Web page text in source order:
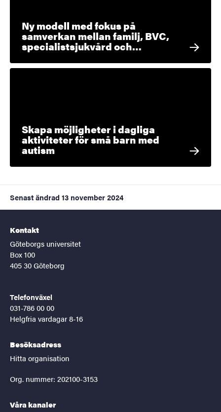
Ny modell med fokus på
samverkan mellan familj, BVC,
specialistsjukvård och…
Skapa möjligheter i dagliga
aktiviteter för små barn med
autism
Senast ändrad 13 november 2024
Kontakt
Göteborgs universitet
Box 100
405 30 Göteborg
Telefonväxel
031-786 00 00
Helgfria vardagar 8-16
Besöksadress
Hitta organisation
Org. nummer: 202100-3153
Våra kanaler